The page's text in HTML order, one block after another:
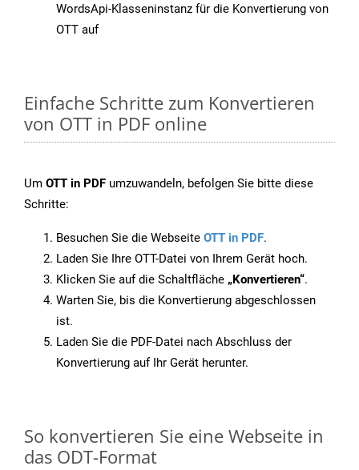
WordsApi-Klasseninstanz für die Konvertierung von
OTT auf
Einfache Schritte zum Konvertieren
von OTT in PDF online
Um OTT in PDF umzuwandeln, befolgen Sie bitte diese
Schritte:
Besuchen Sie die Webseite OTT in PDF.
Laden Sie Ihre OTT-Datei von Ihrem Gerät hoch.
Klicken Sie auf die Schaltfläche „Konvertieren“.
Warten Sie, bis die Konvertierung abgeschlossen
ist.
Laden Sie die PDF-Datei nach Abschluss der
Konvertierung auf Ihr Gerät herunter.
So konvertieren Sie eine Webseite in
das ODT-Format